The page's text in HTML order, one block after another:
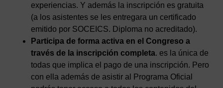
experiencias. Y además la inscripción es gratuita
(a los asistentes se les entregara un certificado
emitido por SOCEICS. Diploma no acreditado).
Participa de forma activa en el Congreso a
través de la inscripción completa. es la única de
todas que implica el pago de una inscripción. Pero
con ella además de asistir al Programa Oficial